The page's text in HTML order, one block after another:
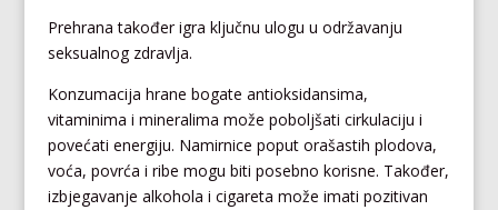
Prehrana također igra ključnu ulogu u održavanju
seksualnog zdravlja.
Konzumacija hrane bogate antioksidansima,
vitaminima i mineralima može poboljšati cirkulaciju i
povećati energiju. Namirnice poput orašastih plodova,
voća, povrća i ribe mogu biti posebno korisne. Također,
izbjegavanje alkohola i cigareta može imati pozitivan